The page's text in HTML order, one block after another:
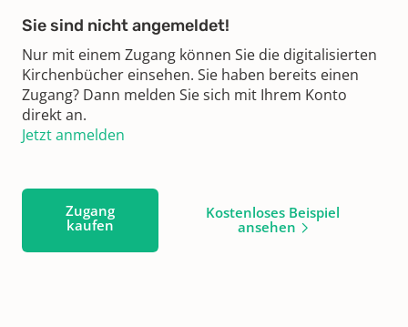
Sie sind nicht angemeldet!
Nur mit einem Zugang können Sie die digitalisierten
Kirchenbücher einsehen. Sie haben bereits einen
Zugang? Dann melden Sie sich mit Ihrem Konto
direkt an.
Jetzt anmelden
Zugang
kaufen
Kostenloses Beispiel
ansehen